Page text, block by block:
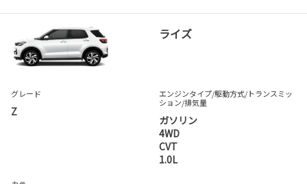
ライズ
グレード
Z
エンジンタイプ/駆動方式/トランスミッ
ション/排気量
ガソリン
4WD
CVT
1.0L